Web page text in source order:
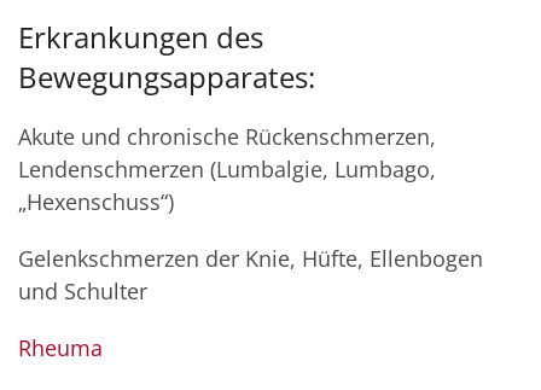
Erkrankungen des
Bewegungsapparates:
Akute und chronische Rückenschmerzen,
Lendenschmerzen (Lumbalgie, Lumbago,
„Hexenschuss“)
Gelenkschmerzen der Knie, Hüfte, Ellenbogen
und Schulter
Rheuma